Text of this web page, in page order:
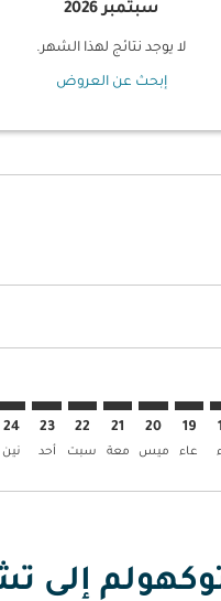
سبتمبر 2026
لا يوجد نتائج لهذا الشهر.
إبحث عن العروض
19
عاء
20
ميس
21
معة
22
سبت
23
أحد
24
نين
إلى